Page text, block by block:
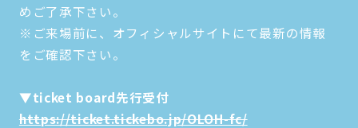
めご了承下さい。
※ご来場前に、オフィシャルサイトにて最新の情報
をご確認下さい。
▼ticket board先行受付
https://ticket.tickebo.jp/OLOH-fc/